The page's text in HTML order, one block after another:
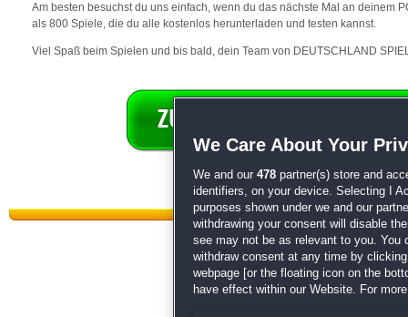
Am besten besuchst du uns einfach, wenn du das nächste Mal an deinem
als 800 Spiele, die du alle kostenlos herunterladen und testen kannst.
Viel Spaß beim Spielen und bis bald, dein Team von DEUTSCHLAND
Datenschutz| AGB|Impressum
We Care About Your
We and our 478 partner(s) store and
identifiers, on your device. Selecting I
purposes shown under we and our
withdrawing your consent will disable
see may not be as relevant to you. You
withdraw consent at any time by
webpage [or the floating icon on the
have effect within our Website. For